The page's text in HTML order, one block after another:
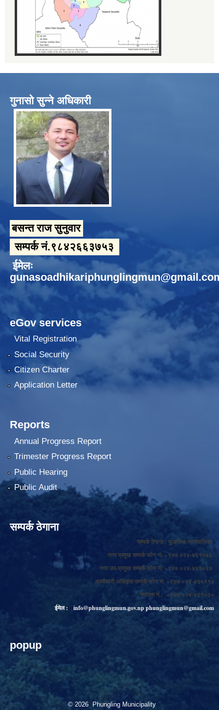
गुनासो सुन्ने अधिकारी
बसन्त राज सुनुवार
सम्पर्क नं.९८४२६६३७५३
ईमेलः
eGov services
Vital Registration
Social Security
Citizen Charter
Application Letter
Reports
Annual Progress Report
Trimester Progress Report
Public Hearing
Public Audit
सम्पर्क ठेगाना
सम्पर्क ठेगाना : फुङलिङ नगरपालिका
नगर प्रमुख सम्पर्क फोन नं: +९७७ ०२४-४६१०६६
नगर उप-प्रमुख सम्पर्क फोन नं: +९७७ ०२४-४६१०६७
कार्यकारी अधिकृत सम्पर्क फोन नं: +९७७ ०२४-४६०११४
फ्याक्स नं.: +९७७ ०२४-४६१०३०
ईमेल :
info@phunglingmun.gov.npphunglingmun@gmail.com
popup
© 2026 Phungling Municipality